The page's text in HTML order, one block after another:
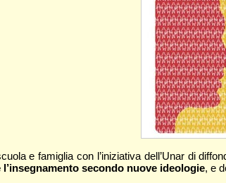
e famiglia con l’iniziativa dell’Unar di
secondo nuove ideologie, e